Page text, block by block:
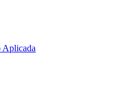
Aplicada